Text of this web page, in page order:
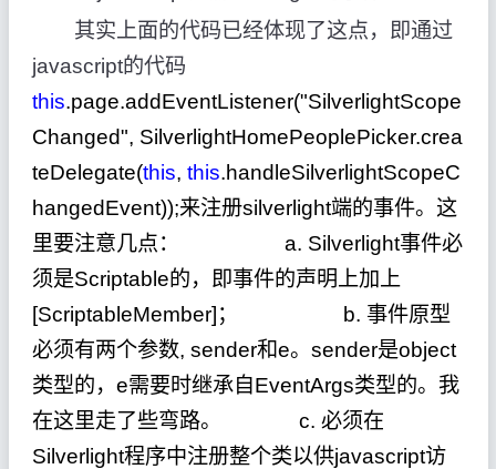
其实上面的代码已经体现了这点，即通过
javascript的代码
this.page.addEventListener("SilverlightScope
Changed", SilverlightHomePeoplePicker.crea
teDelegate(this, this.handleSilverlightScopeC
hangedEvent));来注册silverlight端的事件。这
里要注意几点： a. Silverlight事件必
须是Scriptable的，即事件的声明上加上
[ScriptableMember]； b. 事件原型
必须有两个参数, sender和e。sender是object
类型的，e需要时继承自EventArgs类型的。我
在这里走了些弯路。 c. 必须在
Silverlight程序中注册整个类以供javascript访